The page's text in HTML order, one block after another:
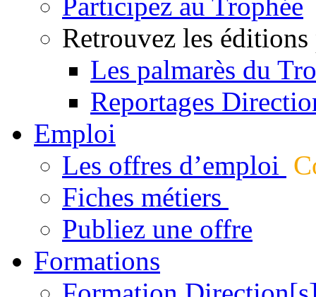
Retrouvez les éditions
Les palmarès du
Reportages
Emploi
Les offres d’emploi
Fiches métiers
Publiez une offre
Formations